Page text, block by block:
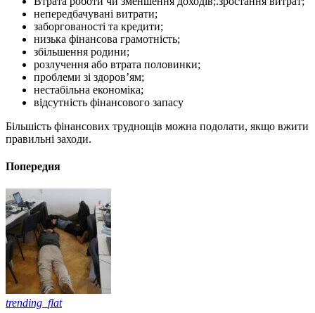
непередбачувані витрати;
заборгованості та кредити;
низька фінансова грамотність;
збільшення родини;
розлучення або втрата половинки;
проблеми зі здоров’ям;
нестабільна економіка;
відсутність фінансового запасу
Більшість фінансових труднощів можна подолати, якщо вжити
правильні заходи.
Попередня
trending_flat